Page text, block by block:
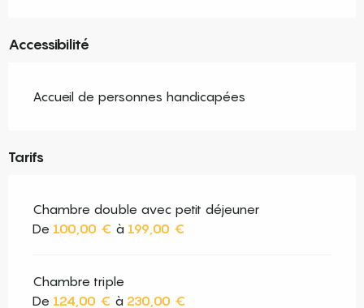
Accessibilité
Accueil de personnes handicapées
Tarifs
Chambre double avec petit déjeuner
De 100,00 € à 199,00 €
Chambre triple
De 124,00 € à 230,00 €